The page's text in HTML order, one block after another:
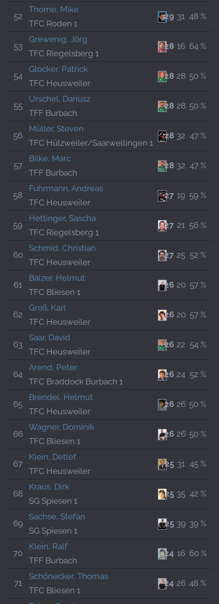
52
Thome, Mike
TFC Roden 1
29 31 48 %
53
Grewenig, Jörg
TFC Riegelsberg 1
28 16 64 %
54
Glocker, Patrick
TFC Heusweiler
28 28 50 %
55
Urschel, Dariusz
TFF Burbach
28 28 50 %
56
Müller, Steven
TFC Hülzweiler/Saarwellingen 1
28 32 47 %
57
Bilke, Marc
TFF Burbach
28 32 47 %
58
Fuhrmann, Andreas
TFC Heusweiler
27 19 59 %
59
Hettinger, Sascha
TFC Riegelsberg 1
27 21 56 %
60
Schmid, Christian
TFC Heusweiler
27 25 52 %
61
Balzer, Helmut
TFC Bliesen 1
26 20 57 %
62
Groß, Karl
TFC Heusweiler
26 20 57 %
63
Saar, David
TFC Heusweiler
26 22 54 %
64
Arend, Peter
TFC Braddock Burbach 1
26 24 52 %
65
Brendel, Helmut
TFC Heusweiler
26 26 50 %
66
Wagner, Dominik
TFC Bliesen 1
26 26 50 %
67
Klein, Detlef
TFC Heusweiler
25 31 45 %
68
Kraus, Dirk
SG Spiesen 1
25 35 42 %
69
Sachse, Stefan
SG Spiesen 1
25 39 39 %
70
Klein, Ralf
TFF Burbach
24 16 60 %
71
Schönecker, Thomas
TFC Bliesen 1
24 26 48 %